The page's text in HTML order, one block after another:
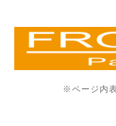
※ページ内